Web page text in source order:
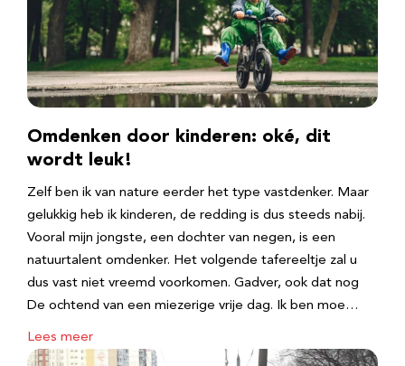
Omdenken door kinderen: oké, dit
wordt leuk!
Zelf ben ik van nature eerder het type vastdenker. Maar
gelukkig heb ik kinderen, de redding is dus steeds nabij.
Vooral mijn jongste, een dochter van negen, is een
natuurtalent omdenker. Het volgende tafereeltje zal u
dus vast niet vreemd voorkomen. Gadver, ook dat nog
De ochtend van een miezerige vrije dag. Ik ben moe…
Lees meer